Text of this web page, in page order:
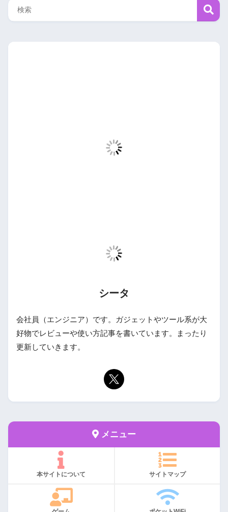
シータ
会社員（エンジニア）です。ガジェットやツール系が大
好物でレビューや使い方記事を書いています。まったり
更新していきます。
メニュー
本サイトについて サイトマップ